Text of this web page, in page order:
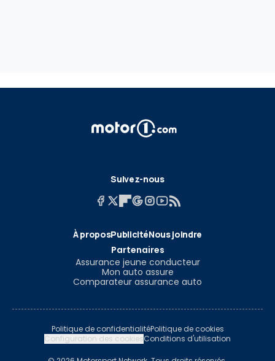
Suivez-nous
À proposPublicitéNous joindre
Partenaires
Assurance jeune conducteur
Mon auto assure
Comparateur assurance auto
Politique de confidentialitéPolitique de cookies
Configuration des cookiesConditions d'utilisation